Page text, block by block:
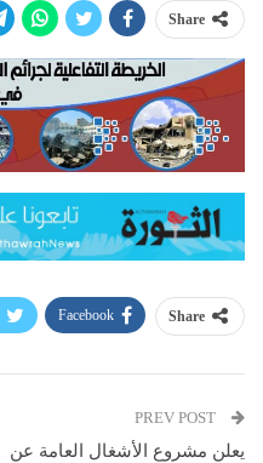
Share
Share
Facebook
يعلن مشروع الأشغال العامة عن